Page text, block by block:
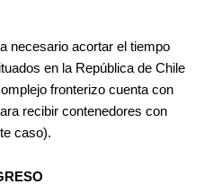
necesario acortar el tiempo
en la República de Chile
fronterizo cuenta con
recibir contenedores con
caso).